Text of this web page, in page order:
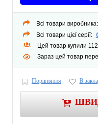
Материал:
Совместимость:Ванна акриловая
Garda 16070 Ванна акриловая Wave
Всі товари виробника:
Всі товари цієї серії:
Цей товар купили
Зараз цей товар
Порівняння В